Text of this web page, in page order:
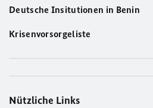
Deutsche Insitutionen in Benin
Krisenvorsorgeliste
Nützliche Links